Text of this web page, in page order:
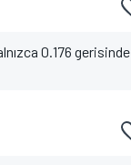
0.176 gerisinde